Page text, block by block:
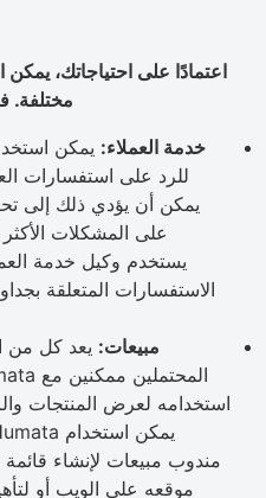
اعتمادًا على احتياجاتك،
مختلفة.
خدمة العملاء:
للرد على استفسارات
يمكن أن يؤدي ذلك إلى
على المشكلات
الاستفسارات المتعلقة
مبيعات: يعد كل من
استخدامه لعرض المنتجات
مندوب مبيعات لإنشاء قائمة
موقعه على الويب أو